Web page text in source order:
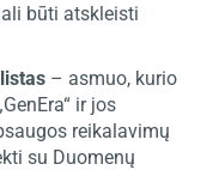
būti atskleisti
– asmuo, kurio
ir jos
reikalavimų
su Duomenų